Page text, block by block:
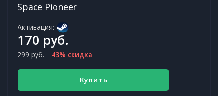
Space Pioneer
Активация:
170 руб.
299 руб. 43% скидка
Купить